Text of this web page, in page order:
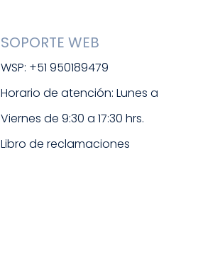
SOPORTE WEB
WSP: +51 950189479
Horario de atención: Lunes a
Viernes de 9:30 a 17:30 hrs.
Libro de reclamaciones